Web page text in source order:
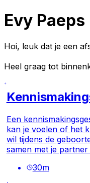
Evy Paeps
Hoi, leuk dat je een
Heel graag tot
Een
kan je voelen of het
wil tijdens de
samen met je partner
30m